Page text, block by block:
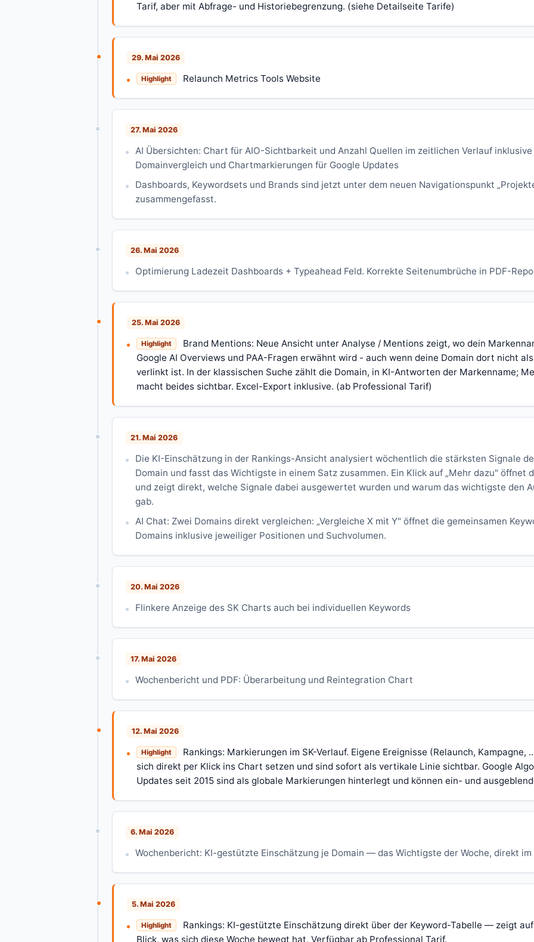
Tarif, aber mit Abfrage- und Historiebegrenzung. (siehe Detailseite Tarife)
29. Mai 2026
Highlight Relaunch Metrics Tools Website
27. Mai 2026
AI Übersichten: Chart für AIO-Sichtbarkeit und Anzahl Quellen im zeitlichen Verlauf inklusive
Domainvergleich und Chartmarkierungen für Google Updates
Dashboards, Keywordsets und Brands sind jetzt unter dem neuen Navigationspunkt
zusammengefasst.
26. Mai 2026
Optimierung Ladezeit Dashboards + Typeahead Feld. Korrekte Seitenumbrüche in PDF-
25. Mai 2026
Highlight
Brand Mentions: Neue Ansicht unter Analyse / Mentions zeigt, wo dein
Google AI Overviews und PAA-Fragen erwähnt wird - auch wenn deine Domain dort nicht
verlinkt ist. In der klassischen Suche zählt die Domain, in KI-Antworten der Markenname;
macht beides sichtbar. Excel-Export inklusive. (ab Professional Tarif)
21. Mai 2026
Die KI-Einschätzung in der Rankings-Ansicht analysiert wöchentlich die stärksten Signale
Domain und fasst das Wichtigste in einem Satz zusammen. Ein Klick auf „Mehr dazu" öffnet
und zeigt direkt, welche Signale dabei ausgewertet wurden und warum das wichtigste den
gab.
AI Chat: Zwei Domains direkt vergleichen: „Vergleiche X mit Y" öffnet die gemeinsamen
Domains inklusive jeweiliger Positionen und Suchvolumen.
20. Mai 2026
Flinkere Anzeige des SK Charts auch bei individuellen Keywords
17. Mai 2026
Wochenbericht und PDF: Überarbeitung und Reintegration Chart
12. Mai 2026
Highlight
Rankings: Markierungen im SK-Verlauf. Eigene Ereignisse (Relaunch, Kampagne,
sich direkt per Klick ins Chart setzen und sind sofort als vertikale Linie sichtbar. Google
Updates seit 2015 sind als globale Markierungen hinterlegt und können ein- und
6. Mai 2026
Wochenbericht: KI-gestützte Einschätzung je Domain — das Wichtigste der Woche, direkt im
5. Mai 2026
Highlight
Rankings: KI-gestützte Einschätzung direkt über der Keyword-Tabelle — zeigt
Blick, was sich diese Woche bewegt hat. Verfügbar ab Professional Tarif.